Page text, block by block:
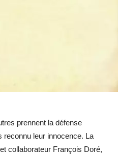
prennent la défense
reconnu leur innocence. La
collaborateur François Doré,